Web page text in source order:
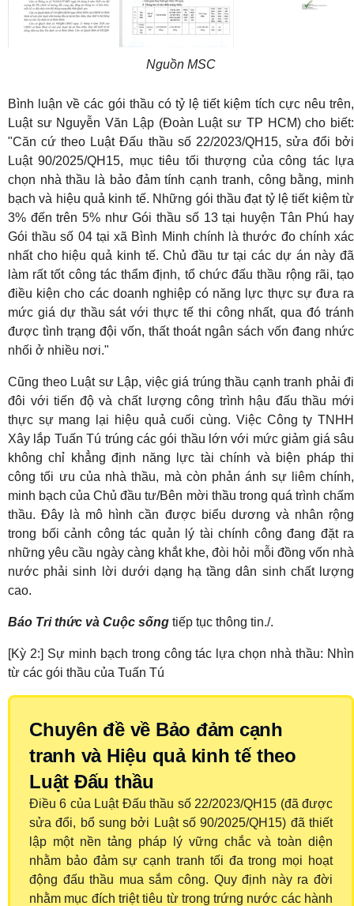
Nguồn MSC
Bình luận về các gói thầu có tỷ lệ tiết kiệm tích cực nêu trên,
Luật sư Nguyễn Văn Lập (Đoàn Luật sư TP HCM) cho biết:
"Căn cứ theo Luật Đấu thầu số 22/2023/QH15, sửa đổi bởi
Luật 90/2025/QH15, mục tiêu tối thượng của công tác lựa
chọn nhà thầu là bảo đảm tính cạnh tranh, công bằng, minh
bạch và hiệu quả kinh tế. Những gói thầu đạt tỷ lệ tiết kiệm từ
3% đến trên 5% như Gói thầu số 13 tại huyện Tân Phú hay
Gói thầu số 04 tại xã Bình Minh chính là thước đo chính xác
nhất cho hiệu quả kinh tế. Chủ đầu tư tại các dự án này đã
làm rất tốt công tác thẩm định, tổ chức đấu thầu rộng rãi, tạo
điều kiện cho các doanh nghiệp có năng lực thực sự đưa ra
mức giá dự thầu sát với thực tế thi công nhất, qua đó tránh
được tình trạng đội vốn, thất thoát ngân sách vốn đang nhức
nhối ở nhiều nơi."
Cũng theo Luật sư Lập, việc giá trúng thầu cạnh tranh phải đi
đôi với tiến độ và chất lượng công trình hậu đấu thầu mới
thực sự mang lại hiệu quả cuối cùng. Việc Công ty TNHH
Xây lắp Tuấn Tú trúng các gói thầu lớn với mức giảm giá sâu
không chỉ khẳng định năng lực tài chính và biện pháp thi
công tối ưu của nhà thầu, mà còn phản ánh sự liêm chính,
minh bạch của Chủ đầu tư/Bên mời thầu trong quá trình chấm
thầu. Đây là mô hình cần được biểu dương và nhân rộng
trong bối cảnh công tác quản lý tài chính công đang đặt ra
những yêu cầu ngày càng khắt khe, đòi hỏi mỗi đồng vốn nhà
nước phải sinh lời dưới dạng hạ tầng dân sinh chất lượng
cao.
Báo Tri thức và Cuộc sống tiếp tục thông tin./.
[Kỳ 2:] Sự minh bạch trong công tác lựa chọn nhà thầu: Nhìn
từ các gói thầu của Tuấn Tú
Chuyên đề về Bảo đảm cạnh
tranh và Hiệu quả kinh tế theo
Luật Đấu thầu
Điều 6 của Luật Đấu thầu số 22/2023/QH15 (đã được
sửa đổi, bổ sung bởi Luật số 90/2025/QH15) đã thiết
lập một nền tảng pháp lý vững chắc và toàn diện
nhằm bảo đảm sự cạnh tranh tối đa trong mọi hoạt
động đấu thầu mua sắm công. Quy định này ra đời
nhằm mục đích triệt tiêu từ trong trứng nước các hành